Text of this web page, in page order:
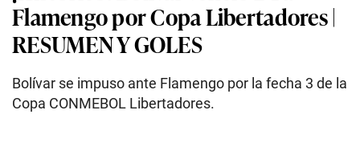
Flamengo por Copa Libertadores |
RESUMEN Y GOLES
Bolívar se impuso ante Flamengo por la fecha 3 de la
Copa CONMEBOL Libertadores.